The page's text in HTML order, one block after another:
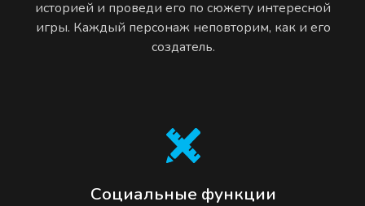
историей и проведи его по сюжету интересной
игры. Каждый персонаж неповторим, как и его
создатель.
Социальные функции